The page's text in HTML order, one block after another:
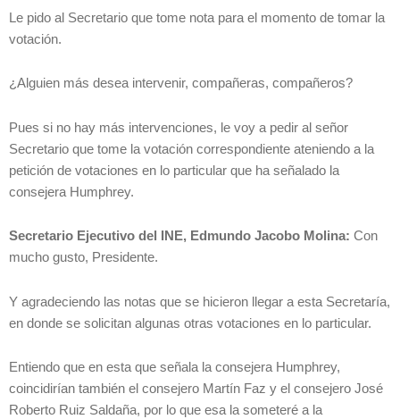
Le pido al Secretario que tome nota para el momento de tomar la
votación.
¿Alguien más desea intervenir, compañeras, compañeros?
Pues si no hay más intervenciones, le voy a pedir al señor
Secretario que tome la votación correspondiente ateniendo a la
petición de votaciones en lo particular que ha señalado la
consejera Humphrey.
Secretario Ejecutivo del INE, Edmundo Jacobo Molina: Con
mucho gusto, Presidente.
Y agradeciendo las notas que se hicieron llegar a esta Secretaría,
en donde se solicitan algunas otras votaciones en lo particular.
Entiendo que en esta que señala la consejera Humphrey,
coincidirían también el consejero Martín Faz y el consejero José
Roberto Ruiz Saldaña, por lo que esa la someteré a la